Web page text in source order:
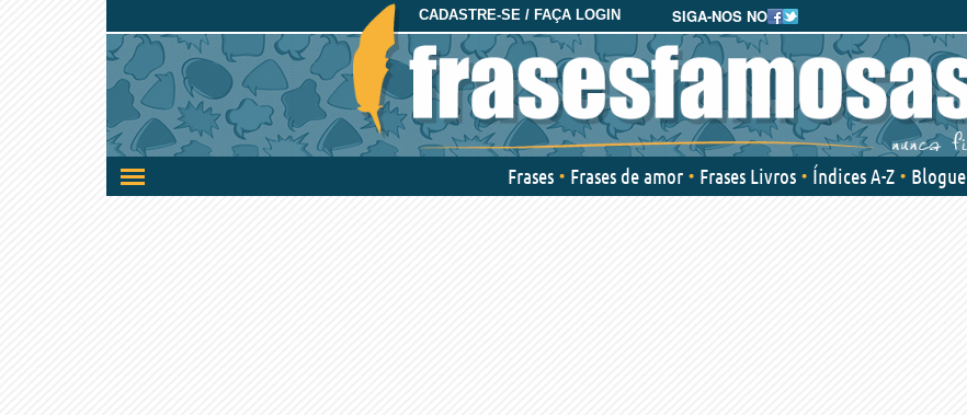
SIGA-NOS NO
CADASTRE-SE / FAÇA LOGIN
Ativar/desativar
a
Frases Frases de amor Frases Livros Índices A-Z Blogue